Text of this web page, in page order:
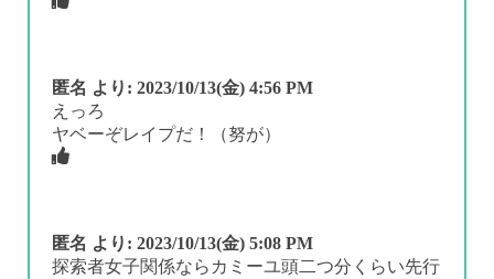
匿名 より: 2023/10/13(金) 4:56 PM
えっろ
ヤベーぞレイプだ！（努が）
匿名 より: 2023/10/13(金) 5:08 PM
探索者女子関係ならカミーユ頭二つ分くらい先行